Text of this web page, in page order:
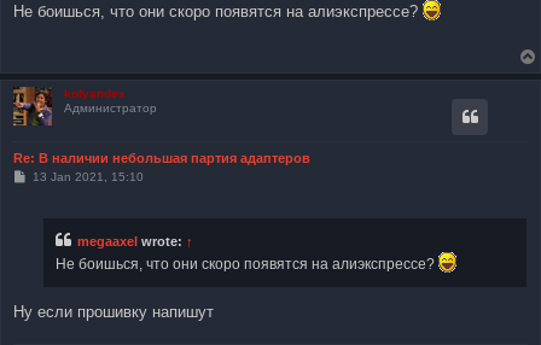
t
Не боишься, что они скоро появятся на алиэкспрессе?
kolyandex
Администратор
Re: В наличии небольшая партия адаптеров
P13 Jan 2021, 15:10
megaaxel wrote: ↑
Не боишься, что они скоро появятся на алиэкспрессе?
Ну если прошивку напишут